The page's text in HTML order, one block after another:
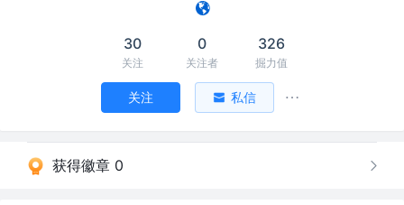
30
关注
0
关注者
326
掘力值
关注 私信
获得徽章 0